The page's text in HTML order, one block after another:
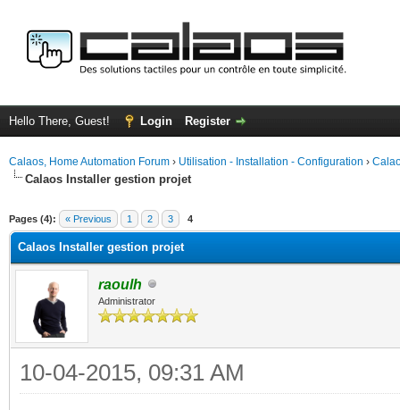
Hello There, Guest! Login Register
Calaos, Home Automation Forum › Utilisation - Installation - Configuration ›
Calaos Installer gestion projet
Pages (4): « Previous 1 2 3 4
Calaos Installer gestion projet
raoulh
Administrator
10-04-2015, 09:31 AM